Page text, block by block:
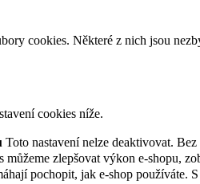
cookies. Některé z nich jsou
cookies níže.
Toto nastavení nelze deaktivovat.
můžeme zlepšovat výkon e-shopu,
pochopit, jak e-shop používáte.